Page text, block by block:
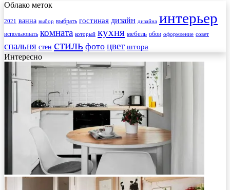
Облако меток
2021 ванна выбор выбрать гостиная дизайн дизайна интерьер
использовать комната который кухня мебель обои оформление совет
спальня стен стиль фото цвет штора
Интересно